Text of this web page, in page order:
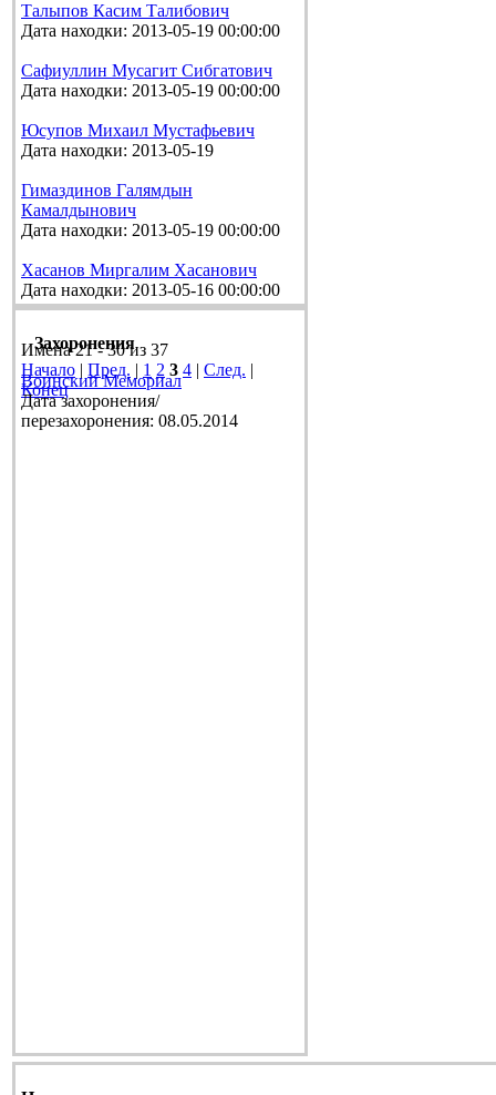
Талыпов Касим Талибович
Дата находки: 2013-05-19 00:00:00
Сафиуллин Мусагит Сибгатович
Дата находки: 2013-05-19 00:00:00
Юсупов Михаил Мустафьевич
Дата находки: 2013-05-19
Гимаздинов Галямдын
Камалдынович
Дата находки: 2013-05-19 00:00:00
Хасанов Миргалим Хасанович
Дата находки: 2013-05-16 00:00:00
Имена 21 - 30 из 37
Начало | Пред. | 1 2 3 4 | След. |
Конец
Захоронения
Воинский Мемориал
Дата захоронения/
перезахоронения: 08.05.2014